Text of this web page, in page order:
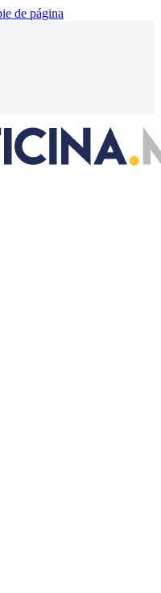
de página